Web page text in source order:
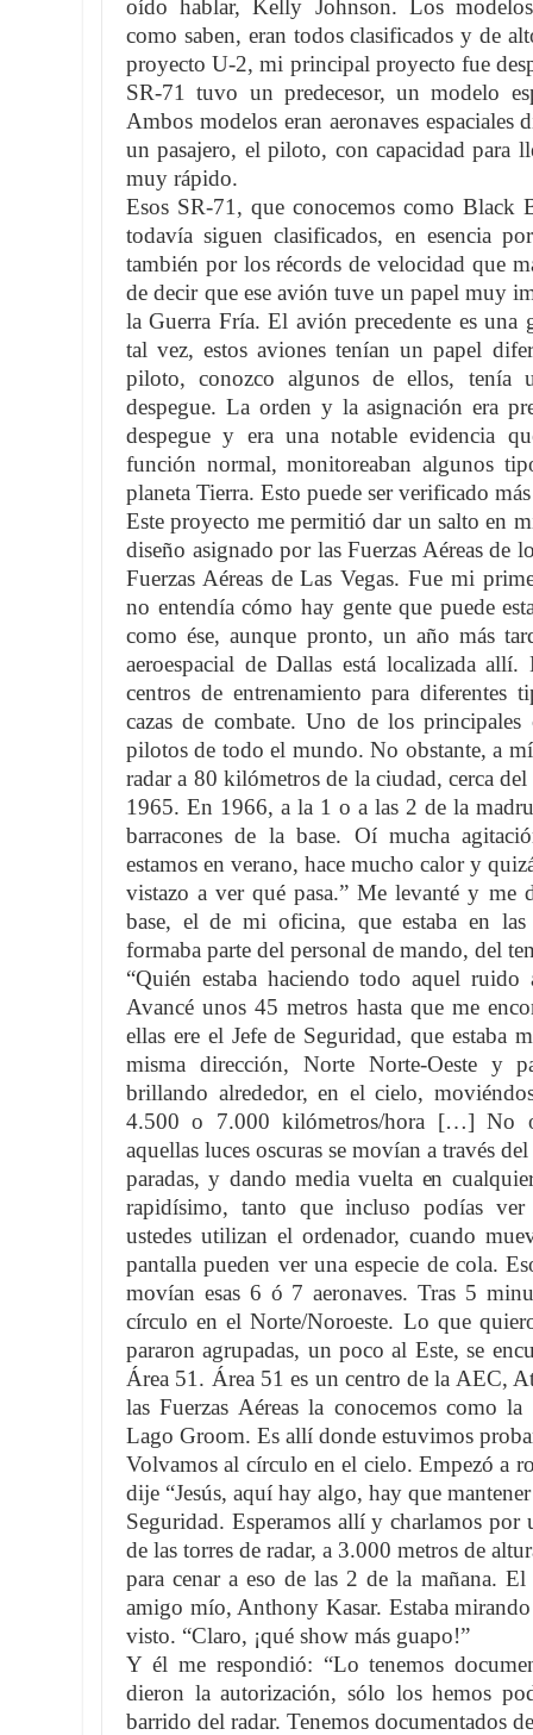
oído hablar, Kelly Johnson. Los
como saben, eran todos clasificados y de
proyecto U-2, mi principal proyecto fue
SR-71 tuvo un predecesor, un modelo
Ambos modelos eran aeronaves espaciales
un pasajero, el piloto, con capacidad para
muy rápido.
Esos SR-71, que conocemos como Black
todavía siguen clasificados, en esencia
también por los récords de velocidad que
de decir que ese avión tuve un papel muy
la Guerra Fría. El avión precedente es una
tal vez, estos aviones tenían un papel
piloto, conozco algunos de ellos, tenía
despegue. La orden y la asignación era
despegue y era una notable evidencia
función normal, monitoreaban algunos
planeta Tierra. Esto puede ser verificado
Este proyecto me permitió dar un salto en
diseño asignado por las Fuerzas Aéreas de
Fuerzas Aéreas de Las Vegas. Fue mi
no entendía cómo hay gente que puede
como ése, aunque pronto, un año más
aeroespacial de Dallas está localizada
centros de entrenamiento para diferentes
cazas de combate. Uno de los principales
pilotos de todo el mundo. No obstante, a
radar a 80 kilómetros de la ciudad, cerca
1965. En 1966, a la 1 o a las 2 de la
barracones de la base. Oí mucha
estamos en verano, hace mucho calor y
vistazo a ver qué pasa.” Me levanté y
base, el de mi oficina, que estaba en
formaba parte del personal de mando, del
“Quién estaba haciendo todo aquel ruido
Avancé unos 45 metros hasta que me
ellas ere el Jefe de Seguridad, que estaba
misma dirección, Norte Norte-Oeste y
brillando alrededor, en el cielo,
4.500 o 7.000 kilómetros/hora […] No
aquellas luces oscuras se movían a través
paradas, y dando media vuelta en
rapidísimo, tanto que incluso podías
ustedes utilizan el ordenador, cuando
pantalla pueden ver una especie de cola.
movían esas 6 ó 7 aeronaves. Tras 5
círculo en el Norte/Noroeste. Lo que
pararon agrupadas, un poco al Este, se
Área 51. Área 51 es un centro de la AEC,
las Fuerzas Aéreas la conocemos como
Lago Groom. Es allí donde estuvimos
Volvamos al círculo en el cielo. Empezó a
dije “Jesús, aquí hay algo, hay que
Seguridad. Esperamos allí y charlamos
de las torres de radar, a 3.000 metros de
para cenar a eso de las 2 de la mañana.
amigo mío, Anthony Kasar. Estaba
visto. “Claro, ¡qué show más guapo!”
Y él me respondió: “Lo tenemos
dieron la autorización, sólo los hemos
barrido del radar. Tenemos documentados